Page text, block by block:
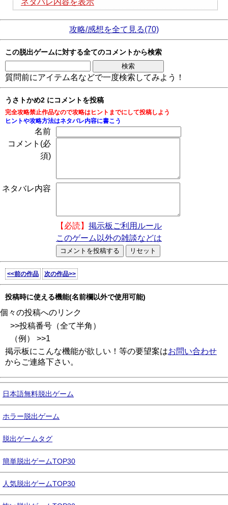
ネタバレ内容を表示
攻略/感想を全て見る(70)
この脱出ゲームに対する全てのコメントから検索
質問前にアイテム名などで一度検索してみよう！
うさトかめ2 にコメントを投稿
完全攻略禁止作品なので攻略はヒントまでにして投稿しよう
ヒントや攻略方法はネタバレ内容に書こう
名前
コメント(必
須)
ネタバレ内容
【必読】 掲示板ご利用ルール
このゲーム以外の雑談などは
<<前の作品 次の作品>>
投稿時に使える機能(名前欄以外で使用可能)
個々の投稿へのリンク
>>投稿番号（全て半角）
（例） >>1
掲示板にこんな機能が欲しい！等の要望案はお問い合わせ
からご連絡下さい。
日本語無料脱出ゲーム
ホラー脱出ゲーム
脱出ゲームタグ
簡単脱出ゲームTOP30
人気脱出ゲームTOP30